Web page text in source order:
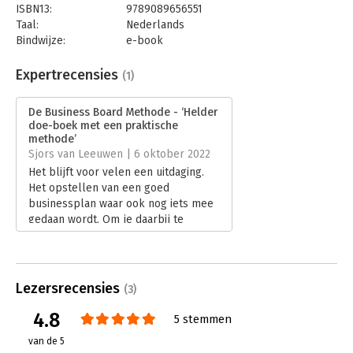
ISBN13:
9789089656551
Taal:
Nederlands
Bindwijze:
e-book
Bestandsformaat:
epub
Uitgever:
Van Duuren Management
Druk:
1
Verschijningsdatum:
30-11-2022
Hoofdrubriek: Ondernemen,Strategisch management
Expertrecensies (1)
De Business Board Methode - ‘Helder
doe-boek met een praktische
methode’
Sjors van Leeuwen | 6 oktober 2022
Het blijft voor velen een uitdaging.
Het opstellen van een goed
businessplan waar ook nog iets mee
gedaan wordt. Om je daarbij te
helpen is er nu het boek ‘De
methode vergroot de kans dat jouw
businessplan niet in een la verdwijnt,
maar wél wordt uitgevoerd.
Lees verder
Lezersrecensies (3)
4.8
van de 5
5 stemmen